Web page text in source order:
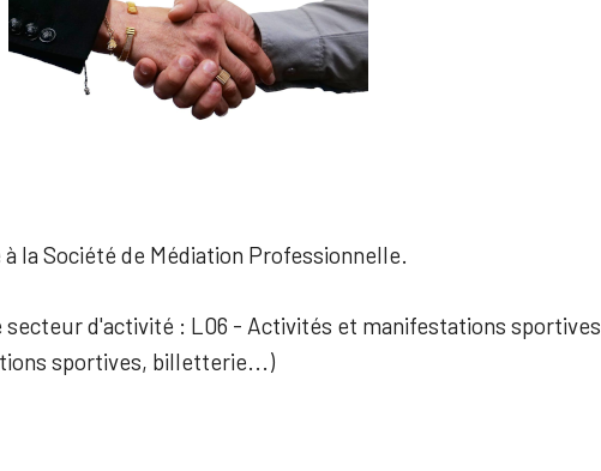
la Société de Médiation Professionnelle.
secteur d'activité : L06 - Activités et manifestations sportives
sportives, billetterie...)